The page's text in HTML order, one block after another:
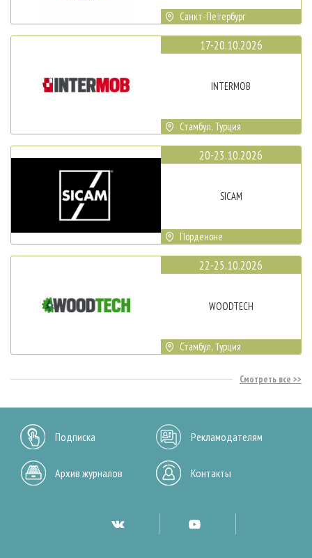
Санкт-Петербург
17-20.10.2026
INTERMOB
Стамбул, Турция
20-23.10.2026
SICAM
Порденоне
22-25.10.2026
WOODTECH
Стамбул, Турция
Смотреть все
Подписка Рекламодателям
Архив журналов Контакты